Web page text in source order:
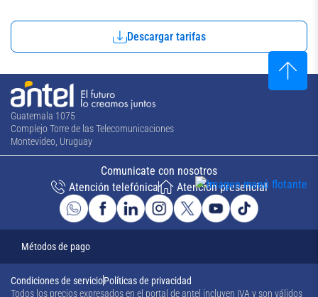
Descargar tarifas
Guatemala 1075
Complejo Torre de las Telecomunicaciones
Montevideo, Uruguay
Comunicate con nosotros
Atención telefónica
Atención presencial
Métodos de pago
Todos los precios expresados en el portal de antel incluyen IVA y son válidos
Condiciones de servicioPolíticas de privacidad